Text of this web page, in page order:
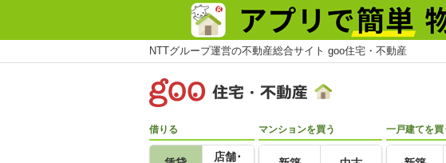
NTTグループ運営の不動産総合サイト goo住宅・不動産
借りる
店舗･
マンションを買う 一戸建てを買